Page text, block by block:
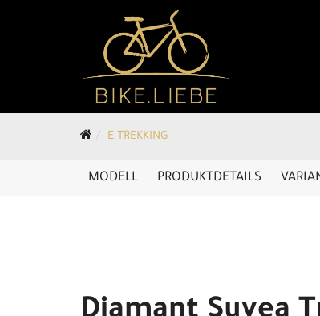
E TREKKING
MODELL PRODUKTDETAILS